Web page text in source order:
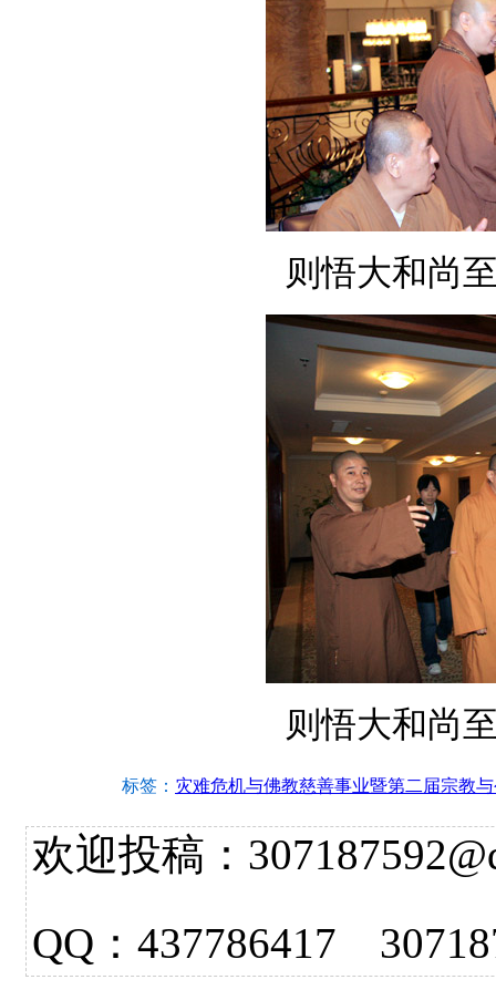
则悟大和尚
则悟大和尚
标签： 灾难危机与佛教慈善事业暨第二届宗教
欢迎投稿：
QQ：437786417